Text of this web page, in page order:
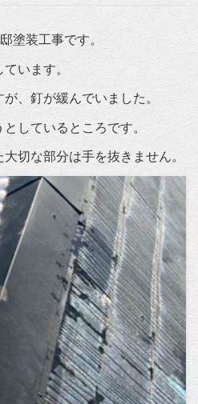
塗装工事です。
います。
、釘が緩んでいました。
しているところです。
切な部分は手を抜きません。